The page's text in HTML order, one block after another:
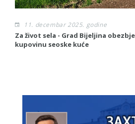
11. decembar 2025. godine
Za život sela - Grad Bijeljina
kupovinu seoske kuće